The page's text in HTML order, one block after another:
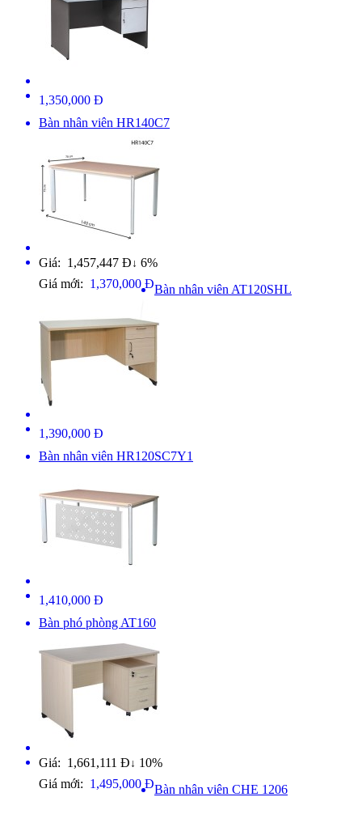
1,350,000 Đ
Bàn nhân viên HR140C7
Giá: 1,457,447 Đ ↓ 6%
Giá mới: 1,370,000 ĐBàn nhân viên AT120SHL
1,390,000 Đ
Bàn nhân viên HR120SC7Y1
1,410,000 Đ
Bàn phó phòng AT160
Giá: 1,661,111 Đ ↓ 10%
Giá mới: 1,495,000 ĐBàn nhân viên CHE 1206